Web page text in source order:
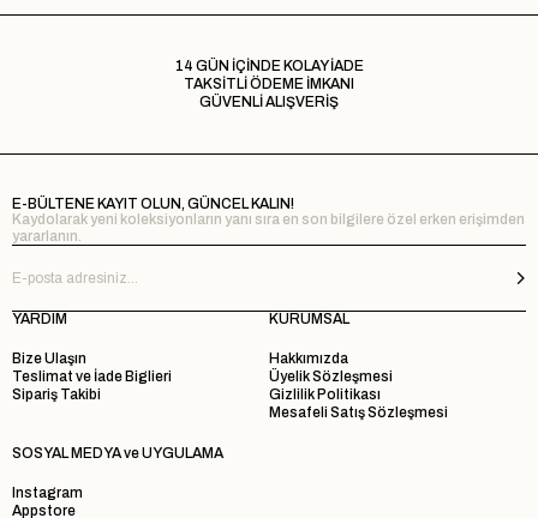
14 GÜN İÇİNDE KOLAY İADE
TAKSİTLİ ÖDEME İMKANI
GÜVENLİ ALIŞVERİŞ
E-BÜLTENE KAYIT OLUN, GÜNCEL KALIN!
Kaydolarak yeni koleksiyonların yanı sıra en son bilgilere özel erken erişimden
yararlanın.
YARDIM
Bize Ulaşın
Teslimat ve İade Biglieri
Sipariş Takibi
KURUMSAL
Hakkımızda
Üyelik Sözleşmesi
Gizlilik Politikası
Mesafeli Satış Sözleşmesi
SOSYAL MEDYA ve UYGULAMA
Instagram
Appstore